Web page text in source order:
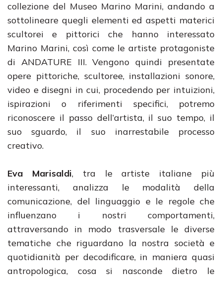
collezione del Museo Marino Marini, andando a
sottolineare quegli elementi ed aspetti materici
scultorei e pittorici che hanno interessato
Marino Marini, così come le artiste protagoniste
di ANDATURE III. Vengono quindi presentate
opere pittoriche, scultoree, installazioni sonore,
video e disegni in cui, procedendo per intuizioni,
ispirazioni o riferimenti specifici, potremo
riconoscere il passo dell’artista, il suo tempo, il
suo sguardo, il suo inarrestabile processo
creativo.
Eva Marisaldi, tra le artiste italiane più
interessanti, analizza le modalità della
comunicazione, del linguaggio e le regole che
influenzano i nostri comportamenti,
attraversando in modo trasversale le diverse
tematiche che riguardano la nostra società e
quotidianità per decodificare, in maniera quasi
antropologica, cosa si nasconde dietro le